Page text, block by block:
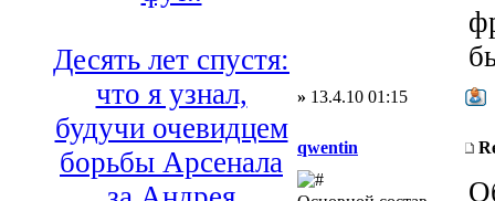
Десять лет спустя:
что я узнал,
будучи очевидцем
борьбы Арсенала
» 13.4.10 01:15
qwentin